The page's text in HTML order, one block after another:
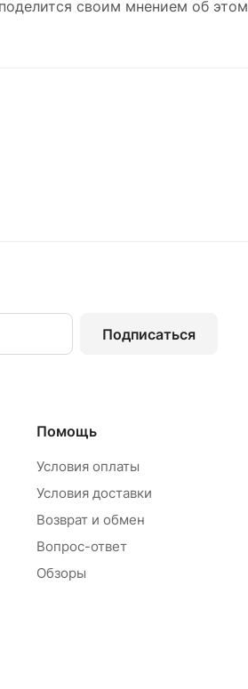
своим мнением об этом
Подписаться
Помощь
Условия оплаты
Условия доставки
Возврат и обмен
Вопрос-ответ
Обзоры